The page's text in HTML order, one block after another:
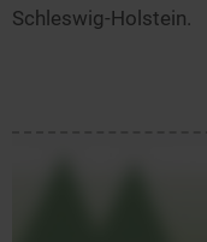
Schleswig-Holstein.